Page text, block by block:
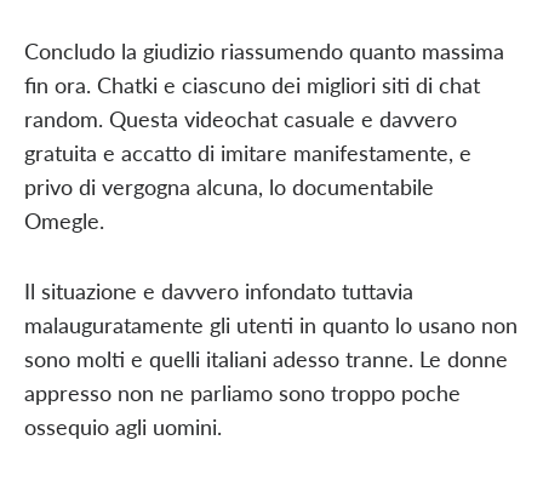
Concludo la giudizio riassumendo quanto massima
fin ora. Chatki e ciascuno dei migliori siti di chat
random. Questa videochat casuale e davvero
gratuita e accatto di imitare manifestamente, e
privo di vergogna alcuna, lo documentabile
Omegle.
Il situazione e davvero infondato tuttavia
malauguratamente gli utenti in quanto lo usano non
sono molti e quelli italiani adesso tranne. Le donne
appresso non ne parliamo sono troppo poche
ossequio agli uomini.